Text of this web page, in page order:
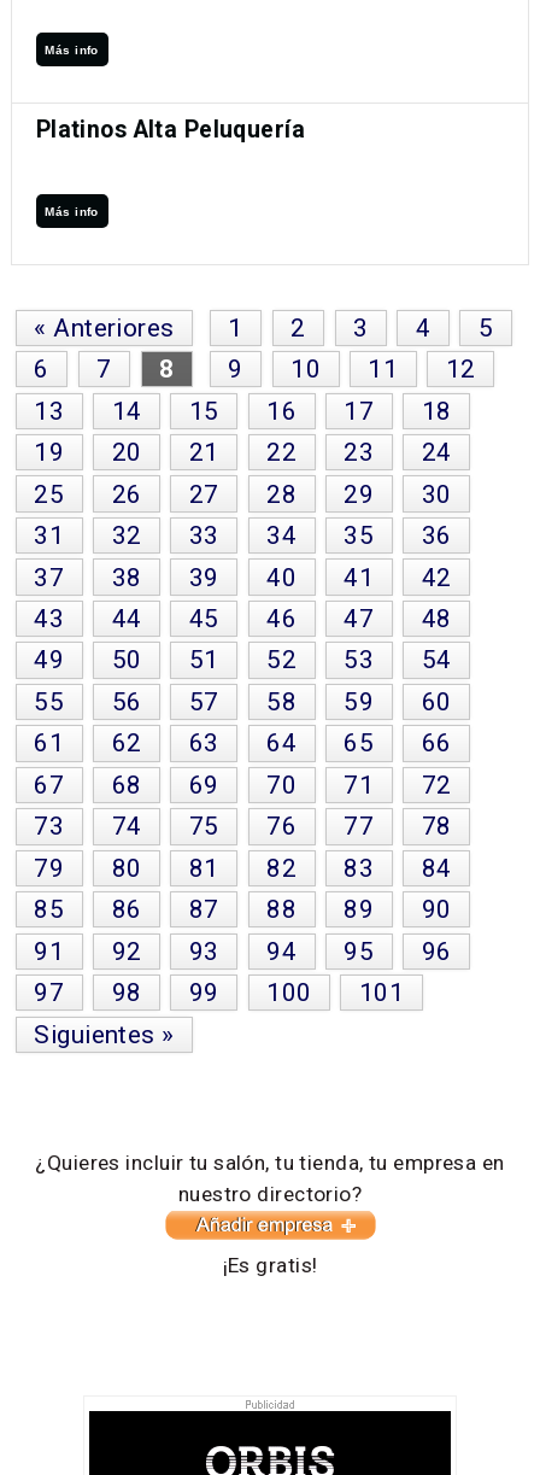
Más info
Platinos Alta Peluquería
Más info
« Anteriores 1 2 3 4
5
6
7 8 9 10 11
12
13
14 15 16 17
18
19
20 21 22 23
24
25
26 27 28 29
30
31
32 33 34 35
36
37
38 39 40 41
42
43
44 45 46 47
48
49
50 51 52 53
54
55
56 57 58 59
60
61
62 63 64 65
66
67
68 69 70 71
72
73
74 75 76 77
78
79
80 81 82 83
84
85
86 87 88 89
90
91
92 93 94 95
96
97
98 99 100
101
Siguientes »
¿Quieres incluir tu salón, tu tienda, tu empresa en
nuestro directorio?
¡Es gratis!